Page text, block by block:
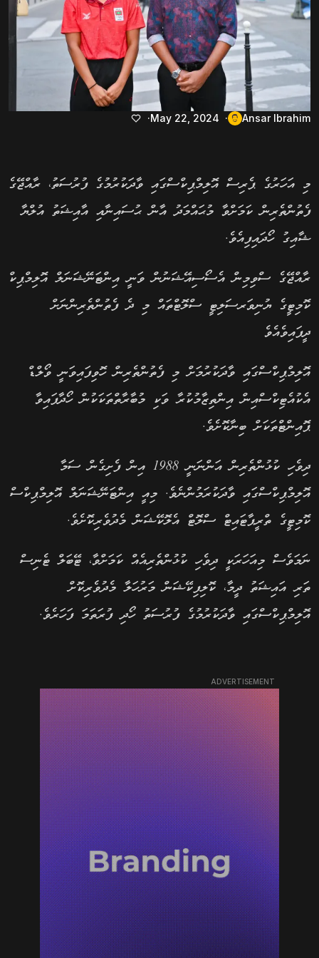
Ansar Ibrahim
May 22, 2024
މި އަހަރުގެ ޕެރިސް އޮލިމްޕިކްސްގައި ވާދަކުރުމުގެ ފުރުސަތު، ރާއްޖޭގެ
ފެތުންތެރިން ކަމަށްވާ މުޙައްމަދު އާން ޙުސައިނާއި އާއިޝަތު އުލްޔާ
ޝާއިގު ހޯދައިފިއެވެ.
ރާއްޖޭގެ ސްވިމިން އެސޯސިއޭޝަނުން ވަނީ އިންޓަނޭޝަނަލް އޮލިމްޕިކް
ކޮމިޓީގެ ޔުނިވަރސަލިޓީ ސްލޮޓްތައް މި ދެ ފެތުންތެރިންނަށް
ދީފައިވެއެވެ
އޮލިމްޕިކްސްގައި ވާދަކުރުމަށް މި ފެތުންތެރިން ހޮވިފައިވަނީ ވޯލްޑް
އެކުއެޓިކްސްއިން އިންތިޒާމުކުރާ ވަކި މުބާރާތްތަކަކުން ހޯދާފައިވާ
ޕޮއިންޓްތަކަށް ބިނާކޮށެވެ.
ދިވެހި ކުޅުންތެރިން އަންނަނީ 1988 އިން ފެށިގެން ސަމާ
އޮލިމްޕިކްސްގައި ވާދަކުރަމުންނެވެ. މިއީ އިންޓަނޭޝަނަލް އޮލިމްޕިކްސް
ކޮމިޓީގެ ތްރީޕާޓައިޓް ސްލޮޓް އެލޮކޭޝަން މެދުވެރިކޮށެވެ.
ނަމަވެސް މިއަހަރަކީ ދިވެހި ކުޅުންތެރިއެއް ކަމަށްވާ، ޓޭބަލް ޓެނިސް
ތަރި އައިޝަތު ދީމާ، ކޮލިފިކޭޝަން މަރުހަލާ މެދުވެރިކޮށް
އޮލިމްޕިކްސްގައި ވާދަކުރުމުގެ ފުރުސަތު ހޯދި ފުރަތަމަ ފަހަރެވެ.
ADVERTISEMENT